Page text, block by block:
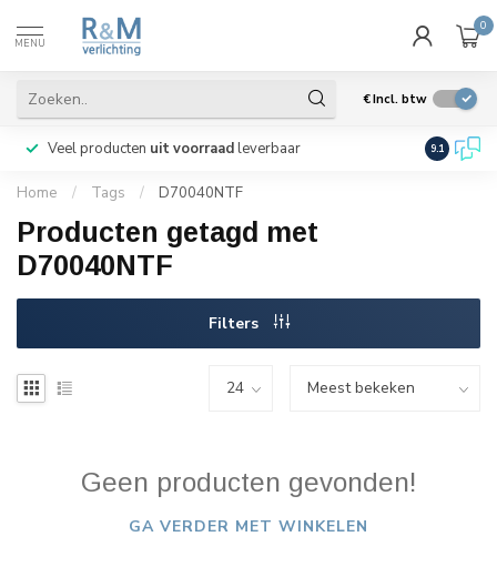
MENU
0
€Incl. btw
Veel producten uit voorraadleverbaar Wij
9.1
Home / Tags / D70040NTF
Producten getagd met
D70040NTF
Filters
Geen producten gevonden!
GA VERDER MET WINKELEN